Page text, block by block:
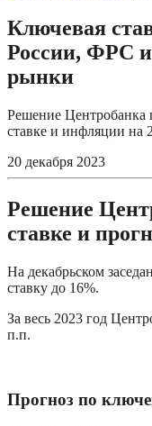
Ключевая
России, ФРС
рынки
Решение Центробанка
ставке и инфляции на
20 декабря 2023
Решение
ставке и
На декабрьском
ставку до 16%.
За весь 2023 год
п.п.
Прогноз по